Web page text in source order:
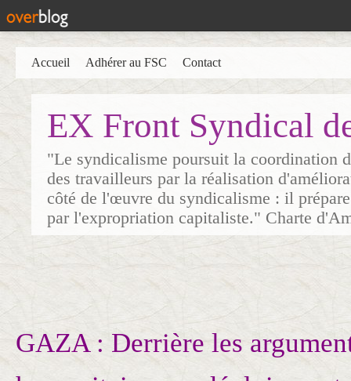
EX Front Syndical
"Le syndicalisme poursuit la coordination
des travailleurs par la réalisation
côté de l'œuvre du syndicalisme : il
par l'expropriation capitaliste." Charte
Accueil Adhérer au FSC Contact
GAZA : Derrière les